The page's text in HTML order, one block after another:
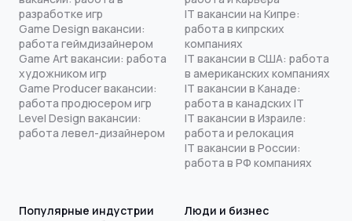
разработке игр
Game Design вакансии:
работа геймдизайнером
Game Art вакансии: работа
художником игр
Game Producer вакансии:
работа продюсером игр
Level Design вакансии:
работа левел-дизайнером
IT вакансии на Кипре:
работа в кипрских
компаниях
IT вакансии в США: работа
в американских компаниях
IT вакансии в Канаде:
работа в канадских IT
IT вакансии в Израиле:
работа и релокация
IT вакансии в России:
работа в РФ компаниях
Популярные индустрии
Люди и бизнес